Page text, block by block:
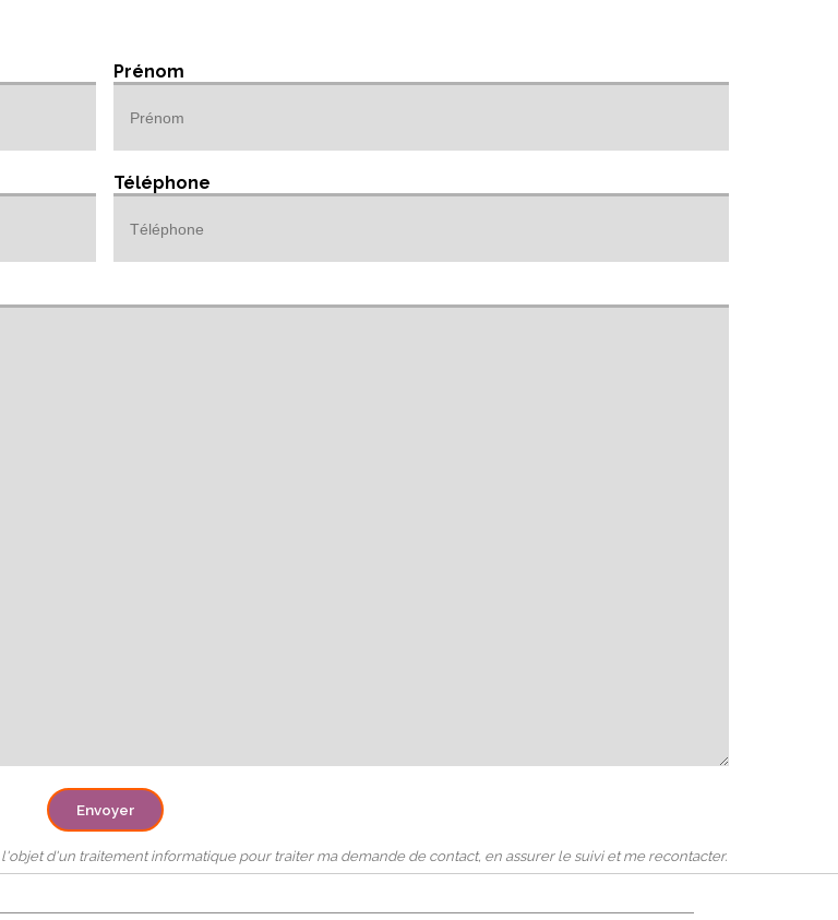
Prénom
Téléphone
Envoyer
d'un traitement informatique pour traiter ma demande de contact, en assurer le suivi et me recontacter.